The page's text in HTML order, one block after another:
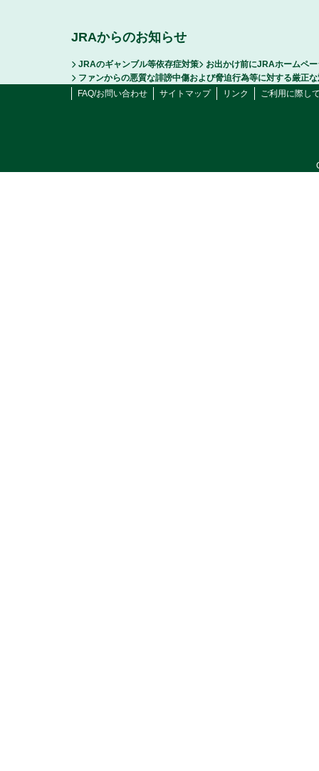
JRAからのお知らせ
JRAのギャンブル等依存症対策
お出かけ前にJRAホームペ
ファンからの悪質な誹謗中傷および脅迫行為等に対する厳正
FAQ/お問い合わせ
サイトマップ リンク ご利用に際し